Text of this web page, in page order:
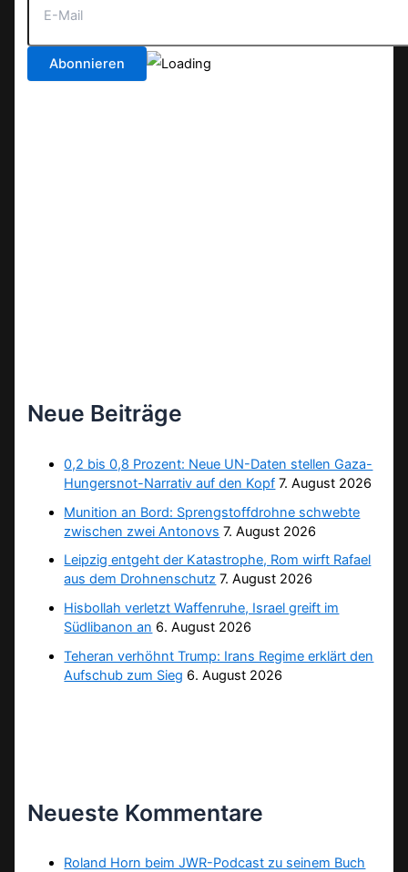
Neue Beiträge
0,2 bis 0,8 Prozent: Neue UN-Daten stellen Gaza-
Hungersnot-Narrativ auf den Kopf 7. August 2026
Munition an Bord: Sprengstoffdrohne schwebte
zwischen zwei Antonovs 7. August 2026
Leipzig entgeht der Katastrophe, Rom wirft Rafael
aus dem Drohnenschutz 7. August 2026
Hisbollah verletzt Waffenruhe, Israel greift im
Südlibanon an 6. August 2026
Teheran verhöhnt Trump: Irans Regime erklärt den
Aufschub zum Sieg 6. August 2026
Neueste Kommentare
Roland Horn beim JWR-Podcast zu seinem Buch